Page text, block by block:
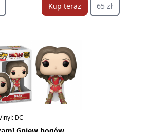
Kup teraz 65 zł
DC